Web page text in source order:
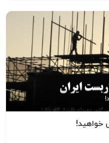
خواهید!